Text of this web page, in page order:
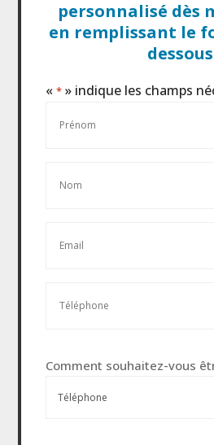
personnalisé dès
en remplissant le
«* » indique les champs
mail
titre
Comment souhaitez-vous